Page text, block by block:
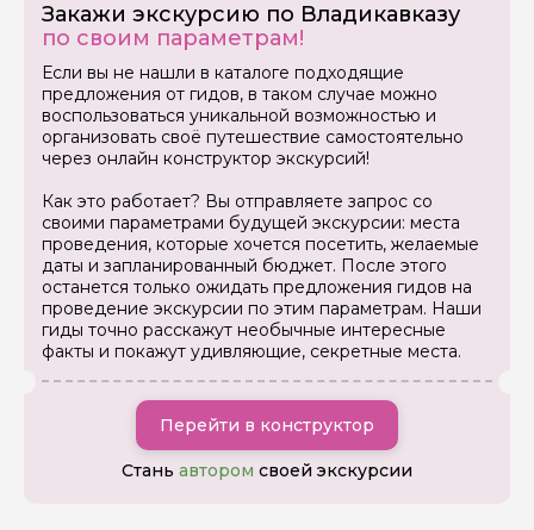
Закажи экскурсию по Владикавказу
по своим параметрам!
Если вы не нашли в каталоге подходящие
предложения от гидов, в таком случае можно
воспользоваться уникальной возможностью и
организовать своё путешествие самостоятельно
через онлайн конструктор экскурсий!
Как это работает? Вы отправляете запрос со
своими параметрами будущей экскурсии: места
проведения, которые хочется посетить, желаемые
даты и запланированный бюджет. После этого
останется только ожидать предложения гидов на
проведение экскурсии по этим параметрам. Наши
гиды точно расскажут необычные интересные
факты и покажут удивляющие, секретные места.
Перейти в конструктор
Стань автором своей экскурсии
Задайте свой вопрос гиду
Как вас зовут
Ваш номер телефона
Вопросы и комментарии
Если у вас есть интересующие вопросы, можете их